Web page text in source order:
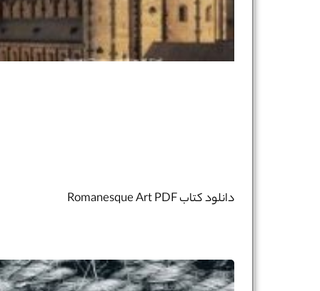
دانلود کتاب Romanesque Art PDF
شماره واتس‌اپ : *